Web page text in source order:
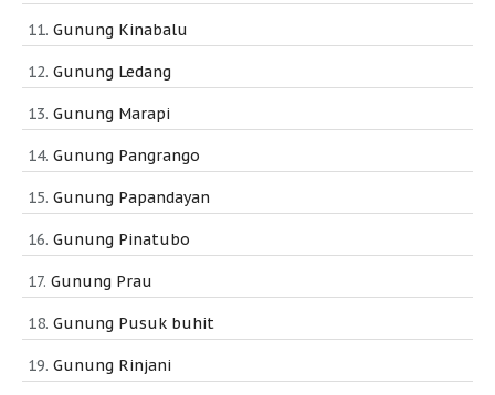
Gunung Kinabalu
Gunung Ledang
Gunung Marapi
Gunung Pangrango
Gunung Papandayan
Gunung Pinatubo
Gunung Prau
Gunung Pusuk buhit
Gunung Rinjani